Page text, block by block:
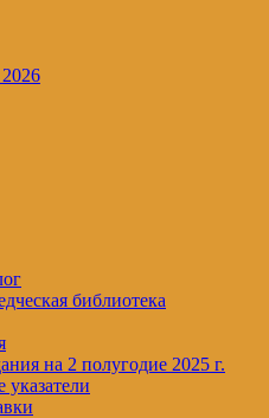
библиотека
на 2 полугодие 2025 г.
указатели